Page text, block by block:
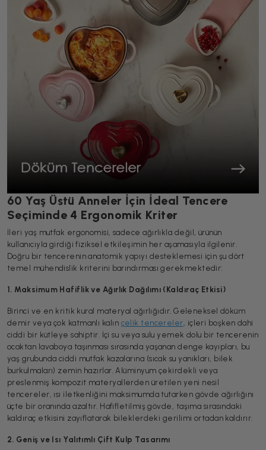
60 Yaş Üstü Anneler İçin İdeal Tencere
Seçiminde 4 Ergonomik Kriter
İleri yaş mutfak ergonomisi, sadece ağırlıkla değil, ürünün
kullanıcıyla girdiği fiziksel etkileşimin her aşamasıyla ilgilenir.
Doğru bir tencerenin anatomik yapıyı desteklemesi için şu dört
temel mühendislik kriterini barındırması gerekmektedir:
1. Maksimum Hafiflik ve Ağırlık Dağılımı (Kaldıraç Etkisi)
Birinci ve en kritik kural materyal ağırlığıdır. Geleneksel döküm
demir veya çok katmanlı kalın çelik tencereler, içleri boşken dahi
ciddi bir kütleye sahiptir. İçi su veya sulu yemek dolu bir tencerenin
ocaktan lavaboya taşınması sırasında yaşanan denge kayıpları, bu
yaş grubunda ciddi mutfak kazalarına (sıcak su yanıkları, bilek
burkulmaları) zemin hazırlar. Alüminyum çekirdekli veya
preslenmiş kompozit materyallerden üretilen yeni nesil
tencereler, ısı iletkenliğini maksimumda tutarken gövde ağırlığını
üçte bir oranında azaltır. Hafifletilmiş gövde, taşıma sırasındaki
kaldıraç etkisini zayıflatarak bileklerdeki gerilimi ortadan kaldırır.
2. Geniş ve Isı Yalıtımlı Çift Kulp Tasarımı